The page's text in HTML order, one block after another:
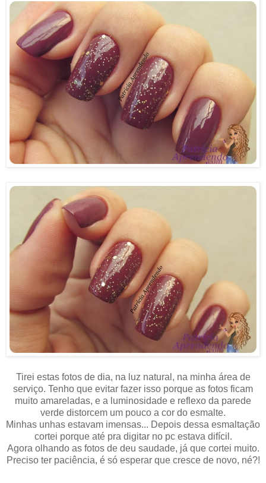
Tirei estas fotos de dia, na luz natural, na minha área de
serviço. Tenho que evitar fazer isso porque as fotos ficam
muito amareladas, e a luminosidade e reflexo da parede
verde distorcem um pouco a cor do esmalte.
Minhas unhas estavam imensas... Depois dessa esmaltação
cortei porque até pra digitar no pc estava difícil.
Agora olhando as fotos de deu saudade, já que cortei muito.
Preciso ter paciência, é só esperar que cresce de novo, né?!